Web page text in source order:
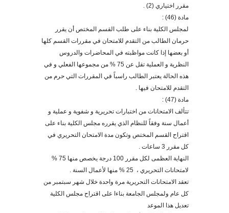
مقرر اختياري (2) .
مادة (46) :
لمجلس الكلية بناء على طلب القسم المختص أن يقرر
حرمان الطالب من التقدم للامتحان في مقررات القسم كلها
أو بعضها إذا كانت مواظبته في المحاضرات والدروس
النظرية و العملية تقل عن 75 % من مجموعها الفعلي و في
هذه الحالة يعتبر الطالب راسباً في المقررات التي حرم من
التقدم للامتحان فيها .
مادة (47) :
تتألف الامتحانات من اختبارات تحريرية و شفوية و عملية و
أعمال سنة وفقاً للنظام الذي يقرره مجلس الكلية بناء على
اقتراح القسم المختص وتكون مدة الامتحان التحريري في
كل مقرر 3 ساعات .
النهاية العظمى لكل مقرر 100 درجة يخصص منها 75 %
لامتحانات التحريري ، 25 % منها لأعمال السنة .
تعقد الامتحانات التحريرية مر ة واحدة خلال شهر سبتمبر من
كل عام ولمجلس الجامعة بناءا على اقتراح مجلس الكلية
تعديل هذا الموعد